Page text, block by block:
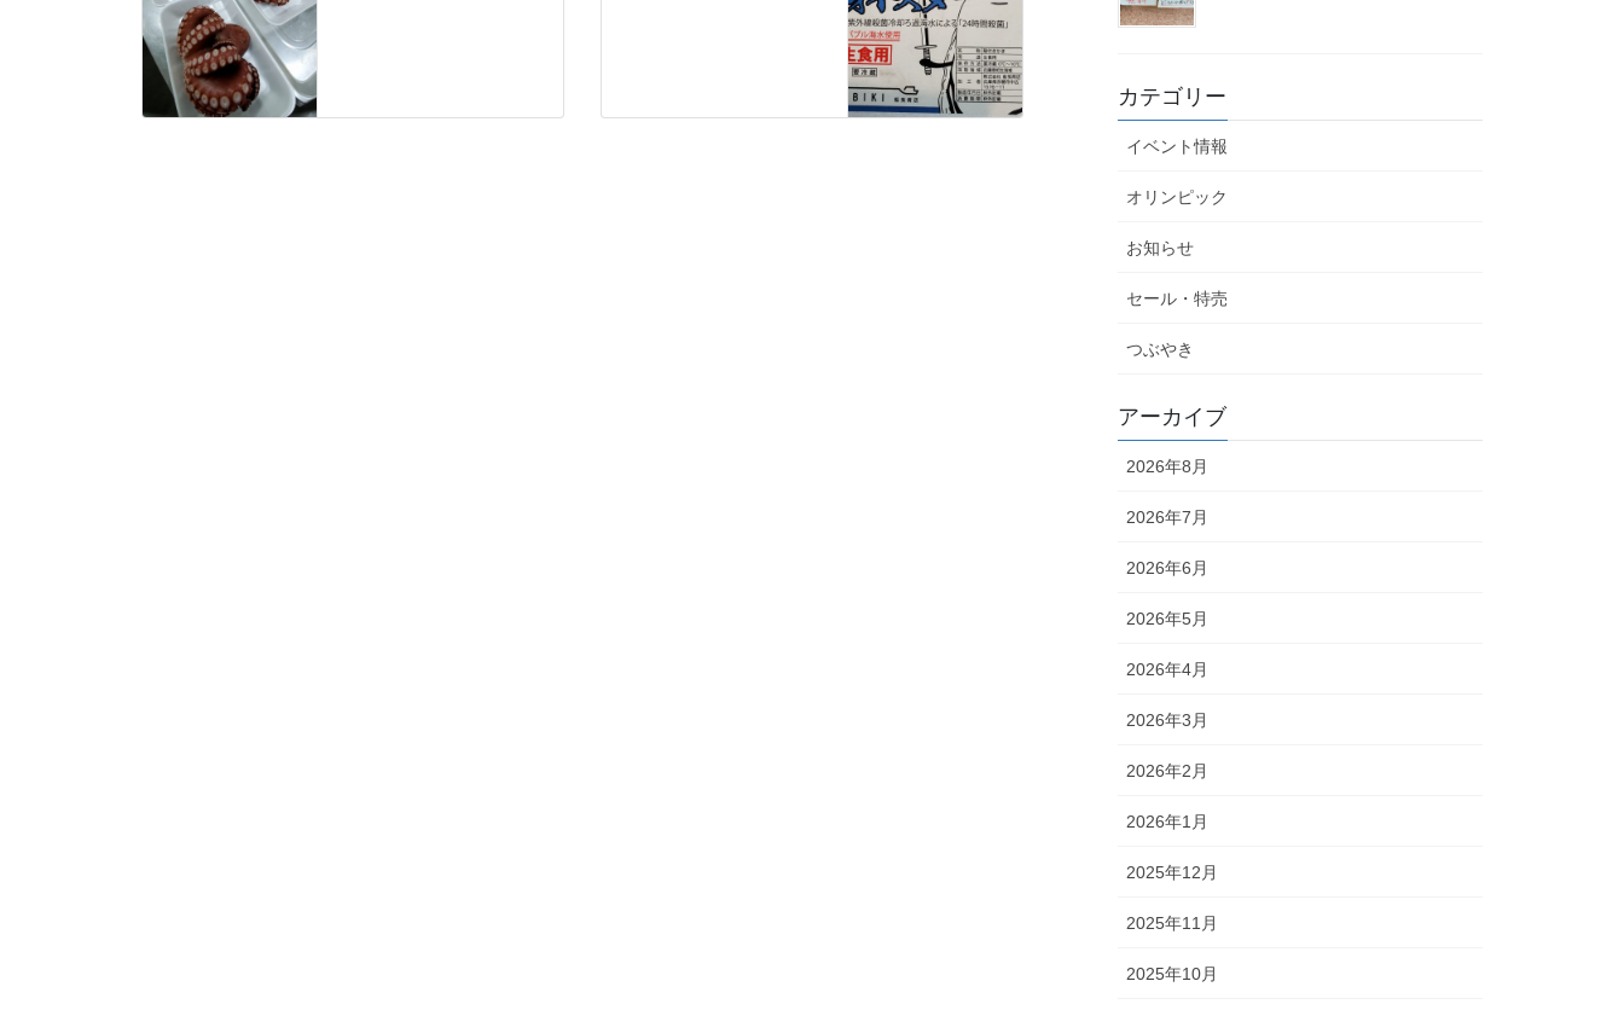
カテゴリー
イベント情報
オリンピック
お知らせ
セール・特売
つぶやき
アーカイブ
2026年8月
2026年7月
2026年6月
2026年5月
2026年4月
2026年3月
2026年2月
2026年1月
2025年12月
2025年11月
2025年10月